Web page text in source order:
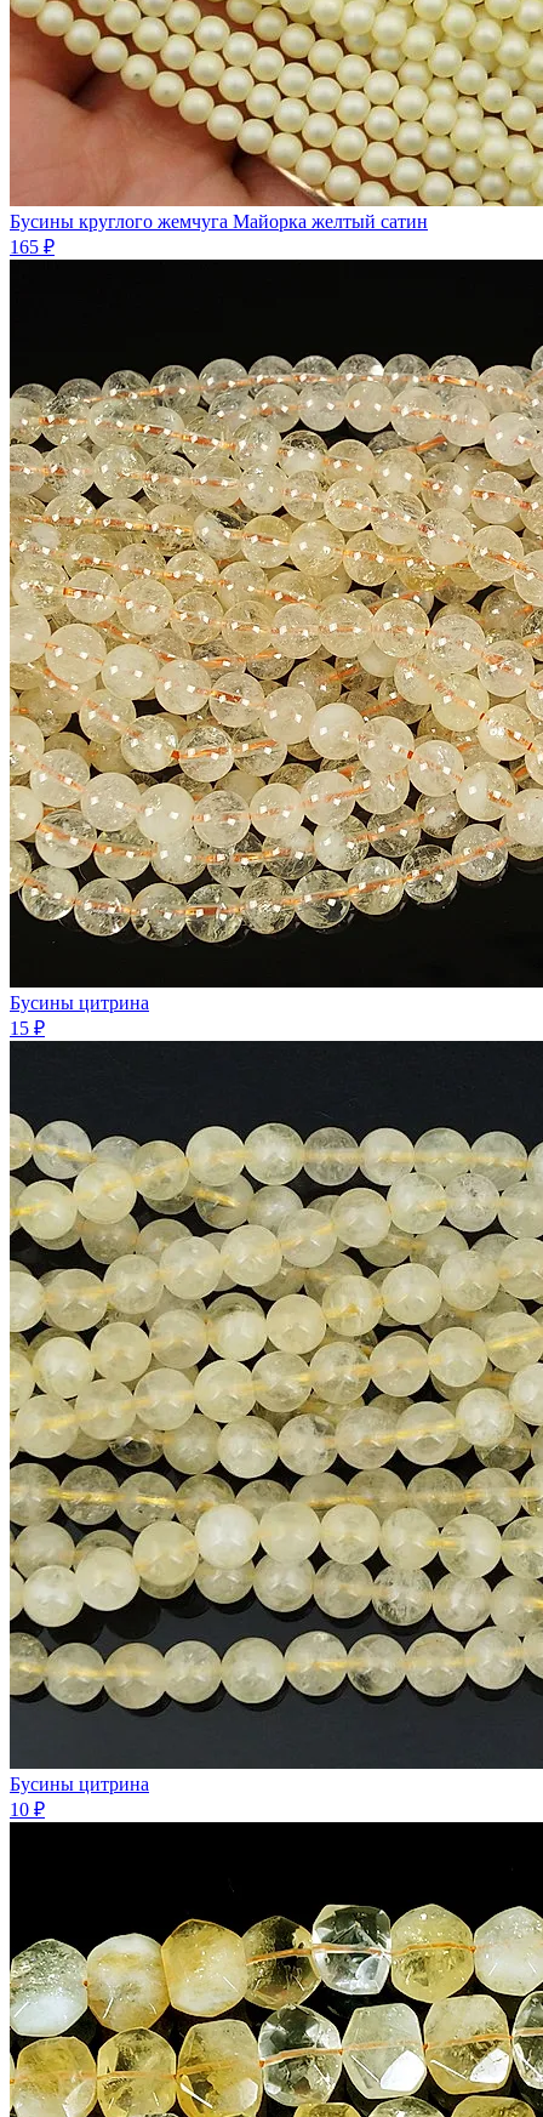
Бусины круглого жемчуга Майорка желтый сатин
165 ₽
Бусины цитрина
15 ₽
Бусины цитрина
10 ₽